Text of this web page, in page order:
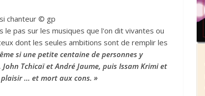
chanteur © gp
le pas sur les musiques que l'on dit vivantes ou
dont les seules ambitions sont de remplir les
si une petite centaine de personnes y
Tchicaï et André Jaume, puis Issam Krimi et
... et mort aux cons. »